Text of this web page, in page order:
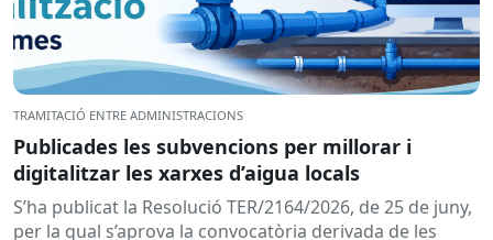
TRAMITACIÓ ENTRE ADMINISTRACIONS
Publicades les subvencions per millorar i
digitalitzar les xarxes d’aigua locals
S’ha publicat la Resolució TER/2164/2026, de 25 de juny,
per la qual s’aprova la convocatòria derivada de les